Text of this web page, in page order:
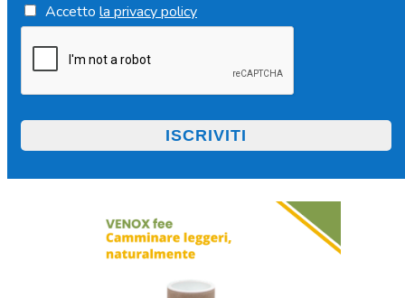
Accetto la privacy policy